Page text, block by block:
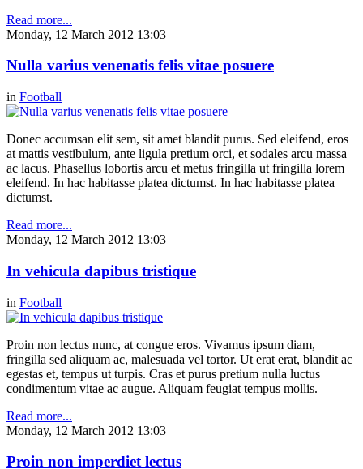
Read more...
Monday, 12 March 2012 13:03
Nulla varius venenatis felis vitae posuere
in Football
Donec accumsan elit sem, sit amet blandit purus. Sed eleifend, eros
at mattis vestibulum, ante ligula pretium orci, et sodales arcu massa
ac lacus. Phasellus lobortis arcu et metus fringilla ut fringilla lorem
eleifend. In hac habitasse platea dictumst. In hac habitasse platea
dictumst.
Read more...
Monday, 12 March 2012 13:03
In vehicula dapibus tristique
in Football
Proin non lectus nunc, at congue eros. Vivamus ipsum diam,
fringilla sed aliquam ac, malesuada vel tortor. Ut erat erat, blandit ac
egestas et, tempus ut turpis. Cras et purus pretium nulla luctus
condimentum vitae ac augue. Aliquam feugiat tempus mollis.
Read more...
Monday, 12 March 2012 13:03
Proin non imperdiet lectus